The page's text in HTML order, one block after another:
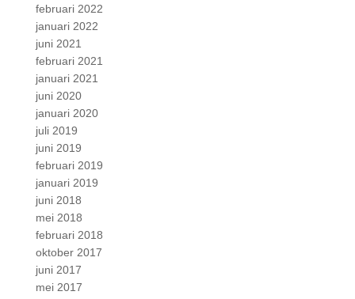
februari 2022
januari 2022
juni 2021
februari 2021
januari 2021
juni 2020
januari 2020
juli 2019
juni 2019
februari 2019
januari 2019
juni 2018
mei 2018
februari 2018
oktober 2017
juni 2017
mei 2017